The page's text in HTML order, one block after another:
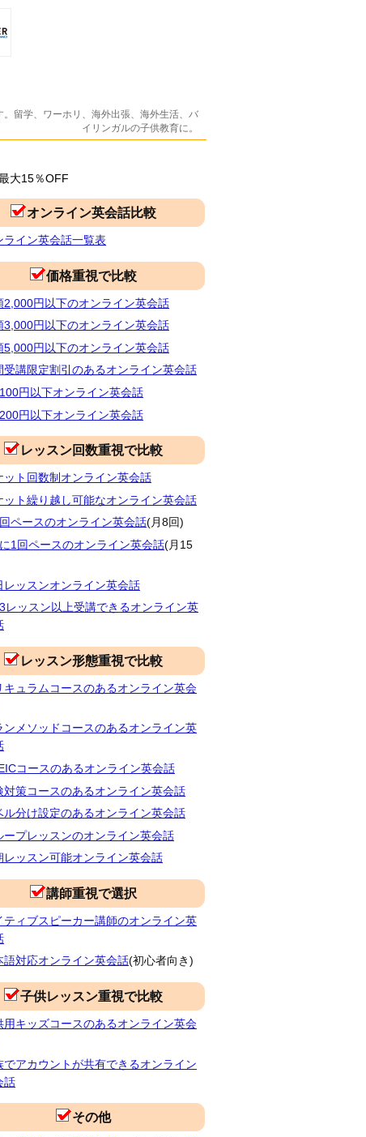
留学、ワーホリ、海外出張、海外生活、バ
イリンガルの子供教育に。
大15％OFF
オンライン英会話比較
ライン英会話一覧表
価格重視で比較
2,000円以下のオンライン英会話
3,000円以下のオンライン英会話
5,000円以下のオンライン英会話
受講限定割引のあるオンライン英会話
円以下オンライン英会話
円以下オンライン英会話
レッスン回数重視で比較
ット回数制オンライン英会話
ット繰り越し可能なオンライン英会話
ペースのオンライン英会話(月8回)
1回ペースのオンライン英会話(月15
レッスンオンライン英会話
レッスン以上受講できるオンライン英
レッスン形態重視で比較
キュラムコースのあるオンライン英会
ンメソッドコースのあるオンライン英
コースのあるオンライン英会話
対策コースのあるオンライン英会話
ル分け設定のあるオンライン英会話
ープレッスンのオンライン英会話
レッスン可能オンライン英会話
講師重視で選択
ティブスピーカー講師のオンライン英
語対応オンライン英会話(初心者向き)
子供レッスン重視で比較
用キッズコースのあるオンライン英会
でアカウントが共有できるオンライン
話
その他